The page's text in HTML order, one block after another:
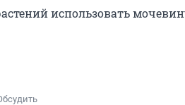
использовать